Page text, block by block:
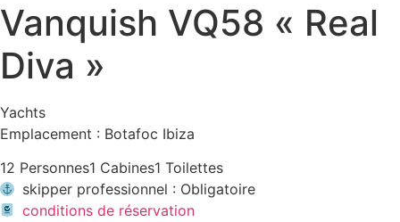
Vanquish VQ58 « Real
Diva »
Yachts
Emplacement : Botafoc Ibiza
12 Personnes1 Cabines1 Toilettes
skipper professionnel : Obligatoire
conditions de réservation